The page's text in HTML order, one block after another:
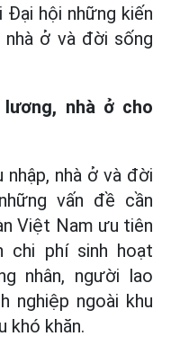
hội những kiến
nhà ở và đời sống
nhà ở cho
nhà ở và đời
vấn đề cần
Việt Nam ưu tiên
chi phí sinh hoạt
nhân, người lao
nghiệp ngoài khu
khó khăn.